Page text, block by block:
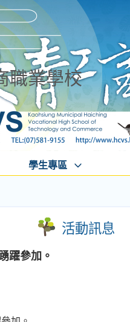
職業學校
學生專區
活動訊息
躍參加。